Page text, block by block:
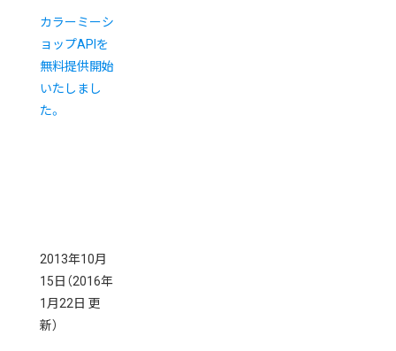
カラーミーシ
ョップAPIを
無料提供開始
いたしまし
た。
2013年10月
15日 （2016年
1月22日 更
新）